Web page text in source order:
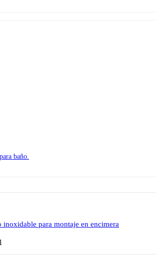
baño.
para montaje en encimera